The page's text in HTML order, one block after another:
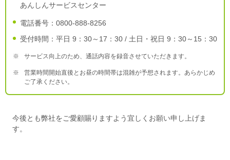
あんしんサービスセンター
電話番号：0800-888-8256
受付時間：平日 9：30～17：30 / 土日・祝日 9：30～15：30
※ サービス向上のため、通話内容を録音させていただきます。
※
営業時間開始直後とお昼の時間帯は混雑が予想されます。あらかじめ
ご了承ください。
今後とも弊社をご愛顧賜りますよう宜しくお願い申し上げま
す。